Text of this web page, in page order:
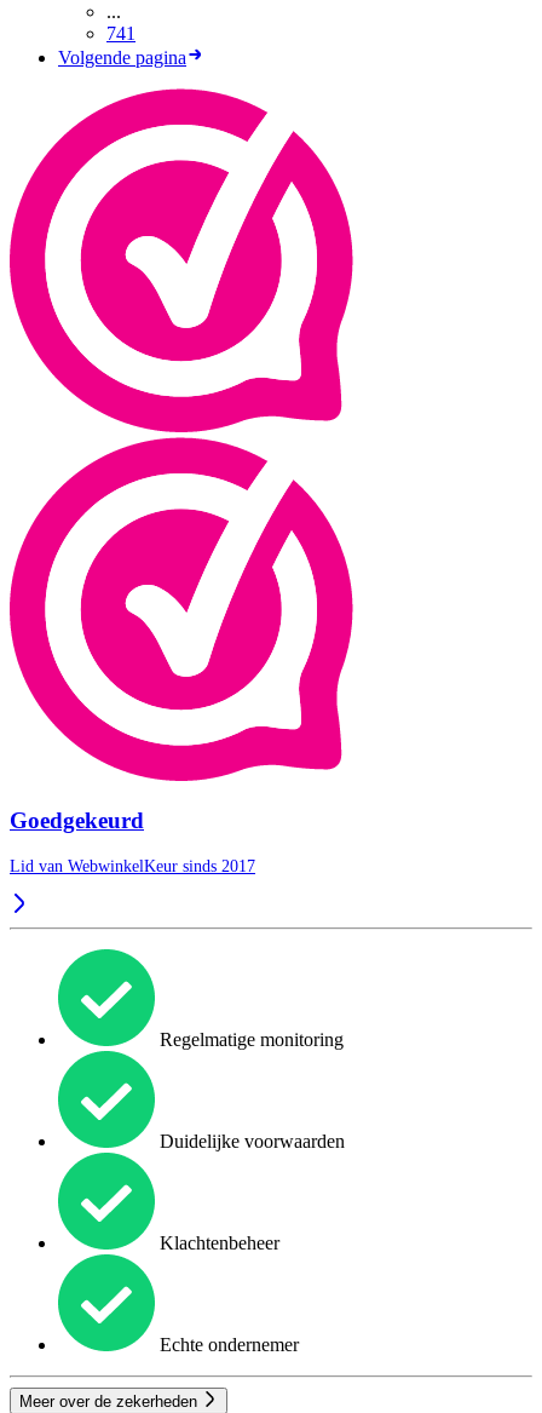
...
741
Volgende pagina
Goedgekeurd
Lid van WebwinkelKeur sinds 2017
Regelmatige monitoring
Duidelijke voorwaarden
Klachtenbeheer
Echte ondernemer
Meer over de zekerheden